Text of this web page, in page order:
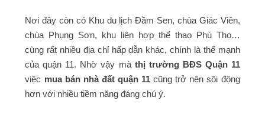
Nơi đây còn có Khu du lịch Đầm Sen, chùa Giác Viên,
chùa Phụng Sơn, khu liên hợp thể thao Phú Thọ…
cùng rất nhiều địa chỉ hấp dẫn khác, chính là thế mạnh
của quận 11. Nhờ vậy mà thị trường BĐS Quận 11
việc mua bán nhà đất quận 11 cũng trở nên sôi động
hơn với nhiều tiềm năng đáng chú ý.